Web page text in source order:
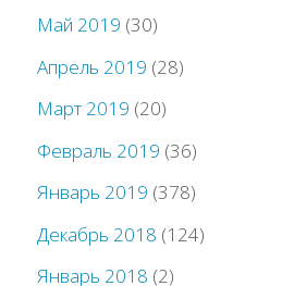
Май 2019 (30)
Апрель 2019 (28)
Март 2019 (20)
Февраль 2019 (36)
Январь 2019 (378)
Декабрь 2018 (124)
Январь 2018 (2)